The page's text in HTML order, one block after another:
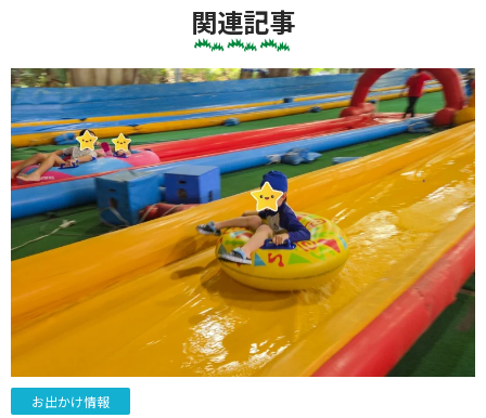
関連記事
お出かけ情報